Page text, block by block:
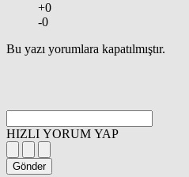
+0
-0
Bu yazı yorumlara kapatılmıştır.
HIZLI YORUM YAP
Gönder